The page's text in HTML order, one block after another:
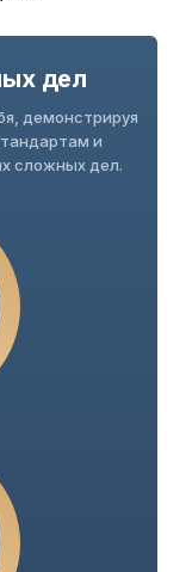
дел
демонстрируя
и
сложных дел.